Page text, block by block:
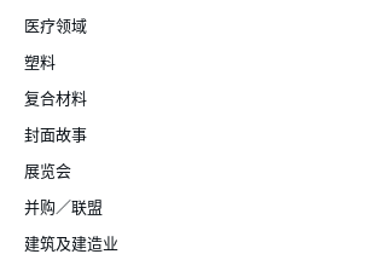
医疗领域
塑料
复合材料
封面故事
展览会
并购／联盟
建筑及建造业